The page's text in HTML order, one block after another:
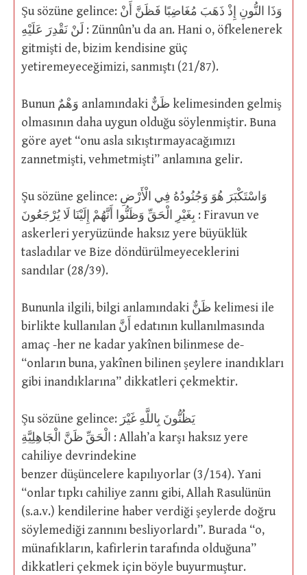
Şu sözüne gelince: وَذَا النُّونِ إِذْ ذَهَبَ مُغَاضِبًا فَظَنَّ أَنْ
لَنْ نَقْدِرَ عَلَيْهِ : Zünnûn’u da an. Hani o, öfkelenerek
gitmişti de, bizim kendisine güç
yetiremeyeceğimizi, sanmıştı (21/87).
Bunun وَهْمٌ anlamındaki ظَنٌّ kelimesinden gelmiş
olmasının daha uygun olduğu söylenmiştir. Buna
göre ayet “onu asla sıkıştırmayacağımızı
zannetmişti, vehmetmişti” anlamına gelir.
Şu sözüne gelince: وَاسْتَكْبَرَ هُوَ وَجُنُودُهُ فِي الْأَرْضِ
بِغَيْرِ الْحَقِّ وَظَنُّوا أَنَّهُمْ إِلَيْنَا لَا يُرْجَعُونَ : Firavun ve
askerleri yeryüzünde haksız yere büyüklük
tasladılar ve Bize döndürülmeyeceklerini
sandılar (28/39).
Bununla ilgili, bilgi anlamındaki ظَنٌّ kelimesi ile
birlikte kullanılan أَنَّ edatının kullanılmasında
amaç -her ne kadar yakînen bilinmese de-
“onların buna, yakînen bilinen şeylere inandıkları
gibi inandıklarına” dikkatleri çekmektir.
Şu sözüne gelince: يَظُنُّونَ بِاللَّهِ غَيْرَ
الْحَقِّ ظَنَّ الْجَاهِلِيَّةِ : Allah’a karşı haksız yere
cahiliye devrindekine
benzer düşüncelere kapılıyorlar (3/154). Yani
“onlar tıpkı cahiliye zannı gibi, Allah Rasulünün
(s.a.v.) kendilerine haber verdiği şeylerde doğru
söylemediği zannını besliyorlardı”. Burada “o,
münafıkların, kafirlerin tarafında olduğuna”
dikkatleri çekmek için böyle buyurmuştur.